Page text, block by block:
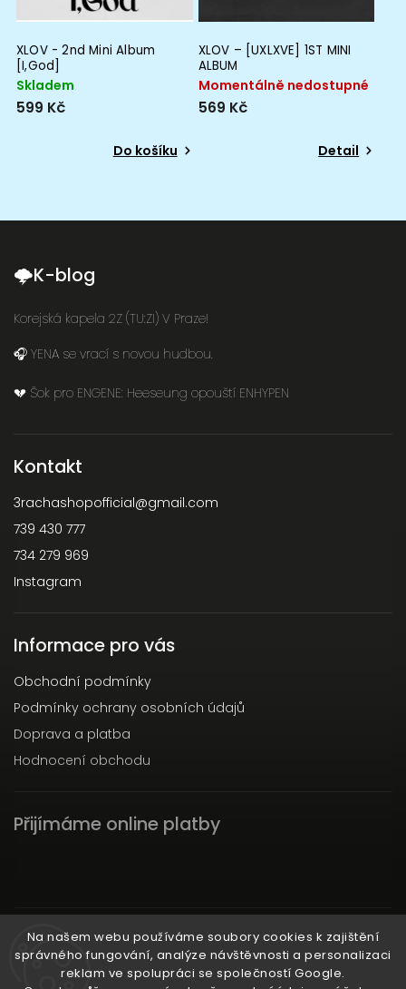
Na našem webu používáme soubory cookies k zajištění
správného fungování, analýze návštěvnosti a personalizaci
reklam ve spolupráci se společností Google.
XLOV - 2nd Mini Album
[I,God]
Skladem
599 Kč
Do košíku
XLOV – [UXLXVE] 1ST MINI
ALBUM
Momentálně nedostupné
569 Kč
Detail
🌩K-blog
Korejská kapela 2Z (TU:ZI) V Praze!
🎧 YENA se vrací s novou hudbou.
💔 Šok pro ENGENE: Heeseung opouští ENHYPEN
Kontakt
3rachashopofficial@gmail.com
739 430 777
734 279 969
Instagram
Informace pro vás
Obchodní podmínky
Podmínky ochrany osobních údajů
Doprava a platba
Hodnocení obchodu
Přijímáme online platby
Instagram